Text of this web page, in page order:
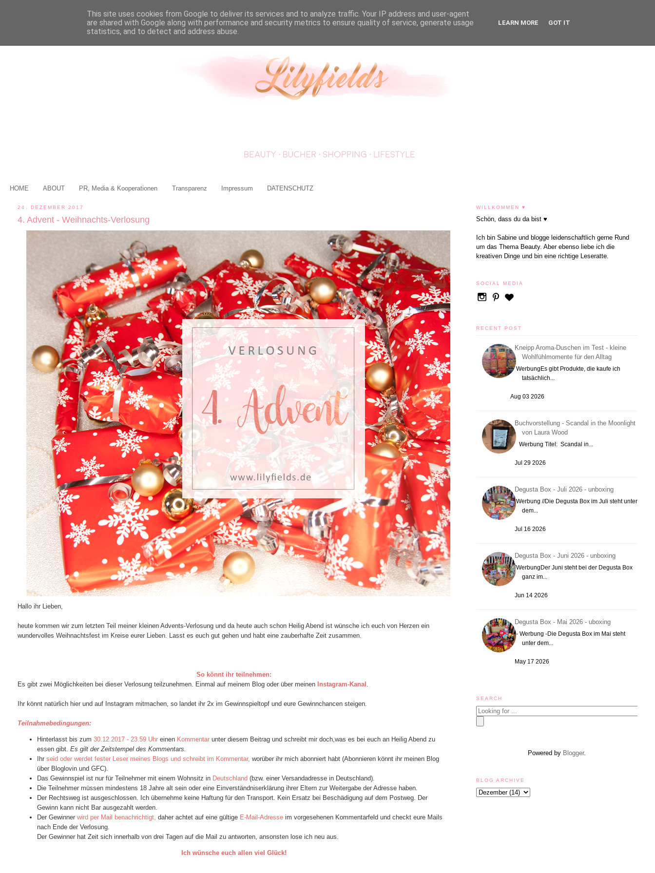
HOME ABOUT PR, Media & Kooperationen Transparenz Impressum DATENSCHUTZ
24. DEZEMBER 2017
4. Advent - Weihnachts-Verlosung
Hallo ihr Lieben,
heute kommen wir zum letzten Teil meiner kleinen Advents-Verlosung und da heute auch schon Heilig Abend ist wünsche ich euch von Herzen ein
wundervolles Weihnachtsfest im Kreise eurer Lieben. Lasst es euch gut gehen und habt eine zauberhafte Zeit zusammen.
So könnt ihr teilnehmen:
Es gibt zwei Möglichkeiten bei dieser Verlosung teilzunehmen. Einmal auf meinem Blog oder über meinen Instagram-Kanal .
Ihr könnt natürlich hier und auf Instagram mitmachen, so landet ihr 2x im Gewinnspieltopf und eure Gewinnchancen steigen.
Teilnahmebedingungen:
Hinterlasst bis zum30.12.2017 - 23.59 Uhreinen Kommentar unter diesem Beitrag und schreibt mir doch,was es bei euch an Heilig Abend zu
essen gibt. Es gilt der Zeitstempel des Kommentars.
Ihr seid oder werdet fester Leser meines Blogs und schreibt im Kommentar,worüber ihr mich abonniert habt (Abonnieren könnt ihr meinen Blog
über Bloglovin und GFC).
Das Gewinnspiel ist nur für Teilnehmer mit einem Wohnsitz in Deutschland (bzw. einer Versandadresse in Deutschland).
Die Teilnehmer müssen mindestens 18 Jahre alt sein oder eine Einverständniserklärung ihrer Eltern zur Weitergabe der Adresse haben.
Der Rechtsweg ist ausgeschlossen. Ich übernehme keine Haftung für den Transport. Kein Ersatz bei Beschädigung auf dem Postweg. Der
Gewinn kann nicht Bar ausgezahlt werden.
Der Gewinner wird per Mail benachrichtigt, daher achtet auf eine gültige E-Mail-Adresseim vorgesehenen Kommentarfeld und checkt eure Mails
nach Ende der Verlosung.
Der Gewinner hat Zeit sich innerhalb von drei Tagen auf die Mail zu antworten, ansonsten lose ich neu aus.
Ich wünsche euch allen viel Glück!
WILLKOMMEN ♥
Schön, dass du da bist ♥
Ich bin Sabine und blogge leidenschaftlich gerne Rund
um das Thema Beauty. Aber ebenso liebe ich die
kreativen Dinge und bin eine richtige Leseratte.
SOCIAL MEDIA
RECENT POST
Kneipp Aroma-Duschen im Test - kleine
Wohlfühlmomente für den Alltag
WerbungEs gibt Produkte, die kaufe ich
tatsächlich...
Aug 03 2026
Buchvorstellung - Scandal in the Moonlight
von Laura Wood
Werbung Titel: Scandal in...
Jul 29 2026
Degusta Box - Juli 2026 - unboxing
Werbung //Die Degusta Box im Juli steht unter
dem...
Jul 16 2026
Degusta Box - Juni 2026 - unboxing
WerbungDer Juni steht bei der Degusta Box
ganz im...
Jun 14 2026
Degusta Box - Mai 2026 - uboxing
- Werbung -Die Degusta Box im Mai steht
unter dem...
May 17 2026
SEARCH
Powered by Blogger.
BLOG ARCHIVE
This site uses cookies from Google to deliver its services and to analyze traffic. Your IP address and user-agent
are shared with Google along with performance and security metrics to ensure quality of service, generate usage
statistics, and to detect and address abuse.
LEARN MORE GOT IT